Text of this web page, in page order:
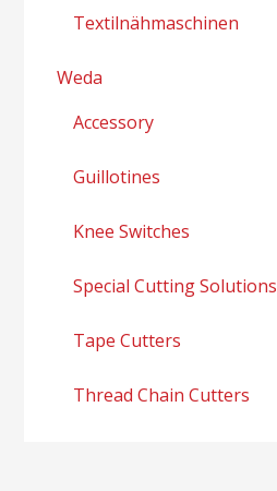
Textilnähmaschinen
Weda
Accessory
Guillotines
Knee Switches
Special Cutting Solutions
Tape Cutters
Thread Chain Cutters